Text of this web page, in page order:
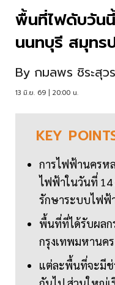
พื้นที่ไฟดับวัน
นนทบุรี สมุทร
By กมลพร ชิระสุ
13 มิ.ย. 69 | 20:00 น.
KEY
การไฟฟ้านครห
ไฟฟ้าในวันที่ 14
รักษาระบบไฟ
พื้นที่ที่ได้รับผล
กรุงเทพมหานค
แต่ละพื้นที่จะมีช่